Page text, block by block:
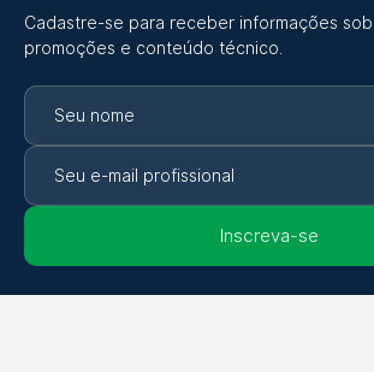
Cadastre-se para receber informações
promoções e conteúdo técnico.
Inscreva-se